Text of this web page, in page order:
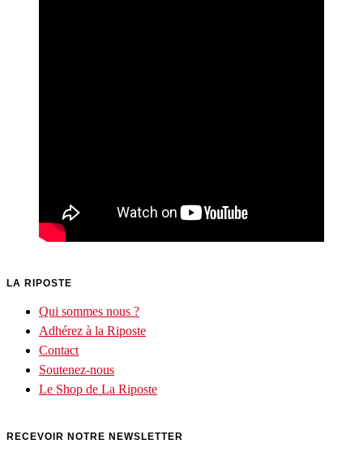
LA RIPOSTE
Qui sommes nous ?
Adhérez à la Riposte
Contact
Soutenez-nous
Le Shop de La Riposte
RECEVOIR NOTRE NEWSLETTER